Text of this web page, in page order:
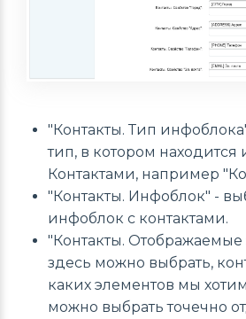
"Контакты. Тип
тип, в котором находится
Контактами, например
"Контакты. Инфоблок" -
инфоблок с контактами.
"Контакты. Отображаемые
здесь можно выбрать,
каких элементов мы
можно выбрать точечно